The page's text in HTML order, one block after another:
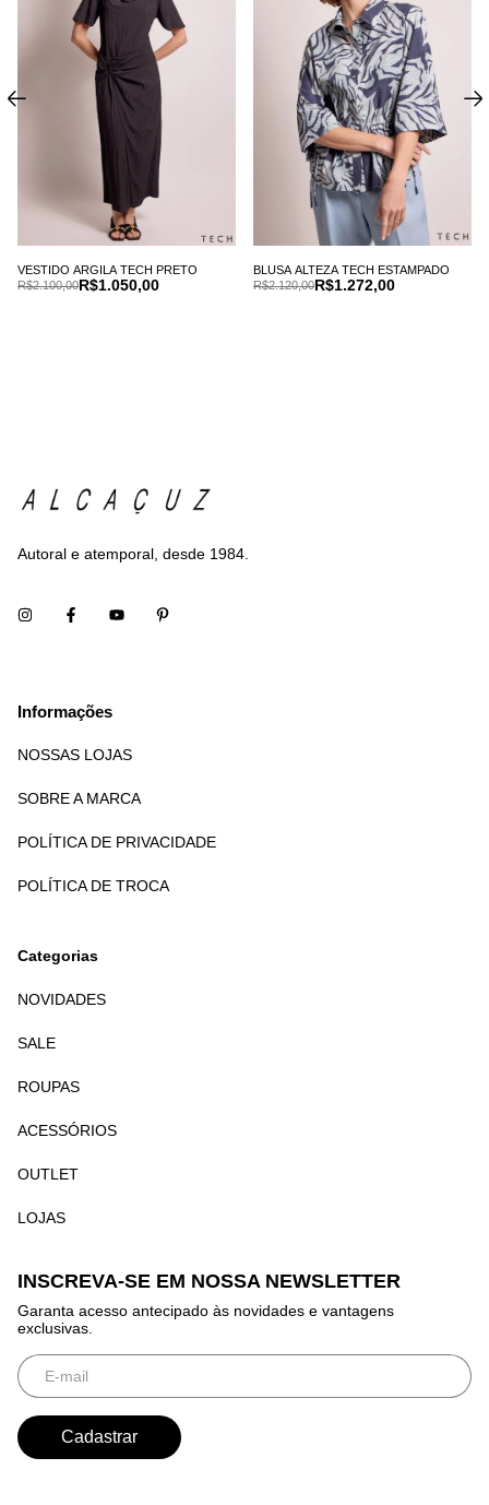
VESTIDO ARGILA TECH PRETO
R$1.050,00
R$2.100,00
BLUSA ALTEZA TECH ESTAMPADO
R$1.272,00
R$2.120,00
Autoral e atemporal, desde 1984.
Informações
NOSSAS LOJAS
SOBRE A MARCA
POLÍTICA DE PRIVACIDADE
POLÍTICA DE TROCA
Categorias
NOVIDADES
SALE
ROUPAS
ACESSÓRIOS
OUTLET
LOJAS
INSCREVA-SE EM NOSSA NEWSLETTER
Garanta acesso antecipado às novidades e vantagens
exclusivas.